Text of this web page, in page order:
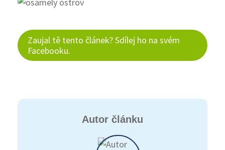
Zaujal tě tento článek? Sdílej ho na svém
Facebooku.
Autor článku